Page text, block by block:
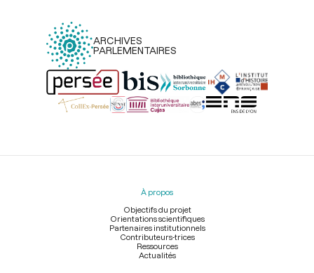
ARCHIVES
PARLEMENTAIRES
Menu
À propos
Objectifs du projet
Orientations scientifiques
Partenaires institutionnels
Contributeurs-trices
Ressources
Actualités